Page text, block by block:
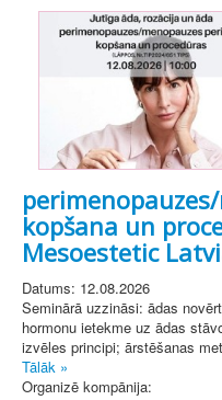
kopšana un
Mesoestetic
Datums: 12.08.2026
Seminārā uzzināsi: ādas
hormonu ietekme uz ādas
izvēles principi; ārstēšanas
Tālāk »
Organizē kompānija: